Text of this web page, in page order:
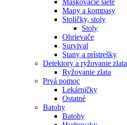
Mapy a kompasy
Stoličky, stoly
Stoly
Ohrievače
Survival
Stany a prístrešky
Detektory a ryžovanie zlata
Ryžovanie zlata
Prvá pomoc
Lekárničky
Ostatné
Batohy
Batohy